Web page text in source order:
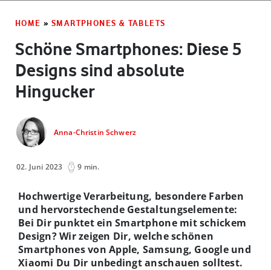
HOME » SMARTPHONES & TABLETS
Schöne Smartphones: Diese 5
Designs sind absolute
Hingucker
Anna-Christin Schwerz
02. Juni 2023 9 min.
Hochwertige Verarbeitung, besondere Farben
und hervorstechende Gestaltungselemente:
Bei Dir punktet ein Smartphone mit schickem
Design? Wir zeigen Dir, welche schönen
Smartphones von Apple, Samsung, Google und
Xiaomi Du Dir unbedingt anschauen solltest.